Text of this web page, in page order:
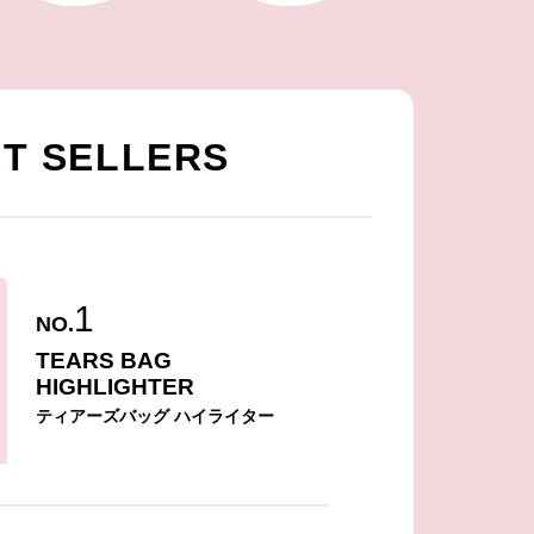
SELLERS
NO.1
TEARS BAG
HIGHLIGHTER
ティアーズバッグ ハイライター